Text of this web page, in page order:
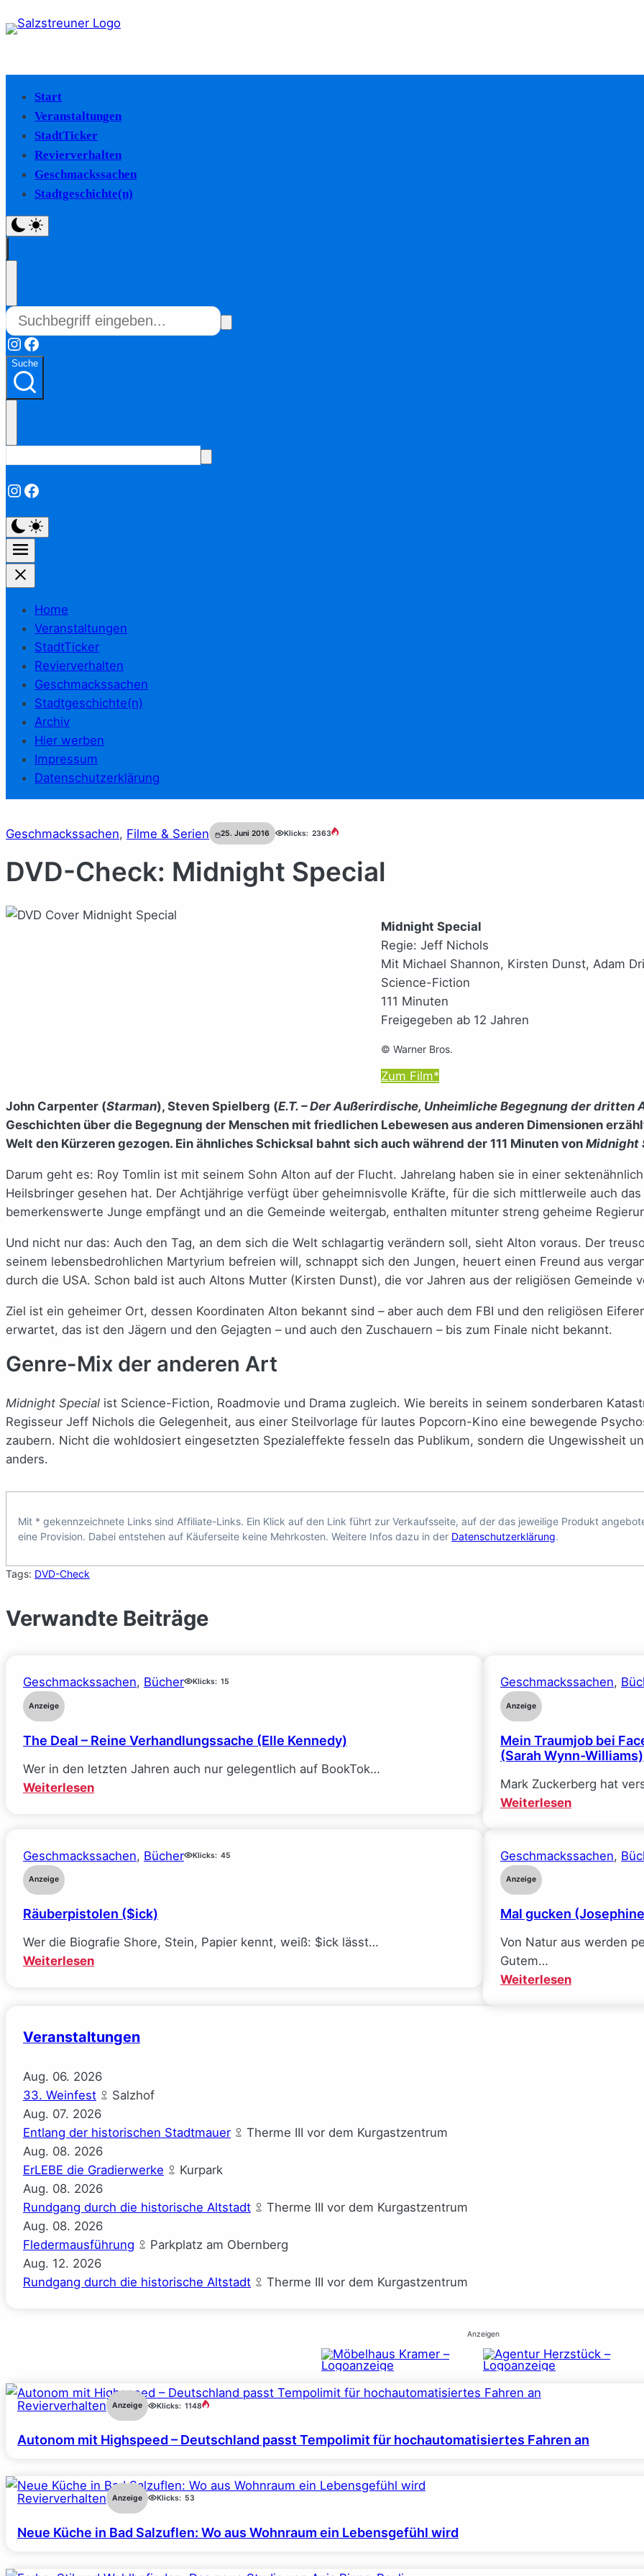
Start
Veranstaltungen
StadtTicker
Revierverhalten
Geschmackssachen
Stadtgeschichte(n)
Instagram
Facebook
Suche
Instagram
Facebook
Home
Veranstaltungen
StadtTicker
Revierverhalten
Geschmackssachen
Stadtgeschichte(n)
Archiv
Hier werben
Impressum
Datenschutzerklärung
Geschmackssachen, Filme & Serien 25. Juni 2016 Klicks: 2363
DVD-Check: Midnight Special
Midnight Special
Regie: Jeff Nichols
Mit Michael Shannon, Kirsten Dunst, Adam
Science-Fiction
111 Minuten
Freigegeben ab 12 Jahren
© Warner Bros.
Zum Film*
John Carpenter (Starman), Steven Spielberg (E.T. – Der Außerirdische, Unheimliche Begegnung der dritten
Geschichten über die Begegnung der Menschen mit friedlichen Lebewesen aus anderen Dimensionen
Welt den Kürzeren gezogen. Ein ähnliches Schicksal bahnt sich auch während der 111 Minuten von Midnight
Darum geht es: Roy Tomlin ist mit seinem Sohn Alton auf der Flucht. Jahrelang haben sie in einer
Heilsbringer gesehen hat. Der Achtjährige verfügt über geheimnisvolle Kräfte, für die sich mittlerweile auch
bemerkenswerte Junge empfängt und an die Gemeinde weitergab, enthalten mitunter streng geheime
Und nicht nur das: Auch den Tag, an dem sich die Welt schlagartig verändern soll, sieht Alton voraus. Der
seinem lebensbedrohlichen Martyrium befreien will, schnappt sich den Jungen, heuert einen Freund aus
durch die USA. Schon bald ist auch Altons Mutter (Kirsten Dunst), die vor Jahren aus der religiösen Gemeinde
Ziel ist ein geheimer Ort, dessen Koordinaten Alton bekannt sind –aber auch dem FBI und den religiösen
erwartet, das ist den Jägern und den Gejagten –und auch den Zuschauern –bis zum Finale nicht bekannt.
Genre-Mix der anderen Art
Midnight Special ist Science-Fiction, Roadmovie und Drama zugleich. Wie bereits in seinem sonderbaren
Regisseur Jeff Nichols die Gelegenheit, aus einer Steilvorlage für lautes Popcorn-Kino eine bewegende
zaubern. Nicht die wohldosiert eingesetzten Spezialeffekte fesseln das Publikum, sondern die Ungewissheit
anders.
Mit * gekennzeichnete Links sind Affiliate-Links. Ein Klick auf den Link führt zur Verkaufsseite, auf der das jeweilige Produkt
eine Provision. Dabei entstehen auf Käuferseite keine Mehrkosten. Weitere Infos dazu in der Datenschutzerklärung.
Tags: DVD-Check
Verwandte Beiträge
Geschmackssachen, Bücher Klicks: 15
Anzeige
The Deal – Reine Verhandlungssache (Elle Kennedy)
Wer in den letzten Jahren auch nur gelegentlich auf BookTok…
Weiterlesen:
Reine
Kennedy)
Geschmackssachen,
Anzeige
Mein Traumjob bei
(Sarah Wynn-Williams)
Mark Zuckerberg hat
Weiterlesen:
bei
wie
alle
Ideale
Geschmackssachen, Bücher Klicks: 45
Anzeige
Räuberpistolen ($ick)
Wer die Biografie Shore, Stein, Papier kennt, weiß: $ick lässt…
Weiterlesen:
Geschmackssachen,
Anzeige
Mal gucken
Von Natur aus werden
Gutem…
Weiterlesen:
Veranstaltungen
Aug. 06. 2026
33. Weinfest
Salzhof
Aug. 07. 2026
Entlang der historischen Stadtmauer
Therme III vor dem Kurgastzentrum
Aug. 08. 2026
ErLEBE die Gradierwerke
Kurpark
Aug. 08. 2026
Rundgang durch die historische Altstadt
Therme III vor dem Kurgastzentrum
Aug. 08. 2026
Fledermausführung
Parkplatz am Obernberg
Aug. 12. 2026
Rundgang durch die historische Altstadt
Therme III vor dem Kurgastzentrum
Anzeigen
Revierverhalten Anzeige Klicks: 1148
Autonom mit Highspeed – Deutschland passt Tempolimit für hochautomatisiertes Fahren an
Revierverhalten Anzeige Klicks: 53
Neue Küche in Bad Salzuflen: Wo aus Wohnraum ein Lebensgefühl wird